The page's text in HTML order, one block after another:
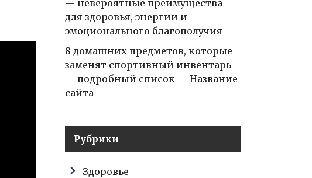
— невероятные преимущества
для здоровья, энергии и
эмоционального благополучия
8 домашних предметов, которые
заменят спортивный инвентарь
— подробный список — Название
сайта
Рубрики
Здоровье